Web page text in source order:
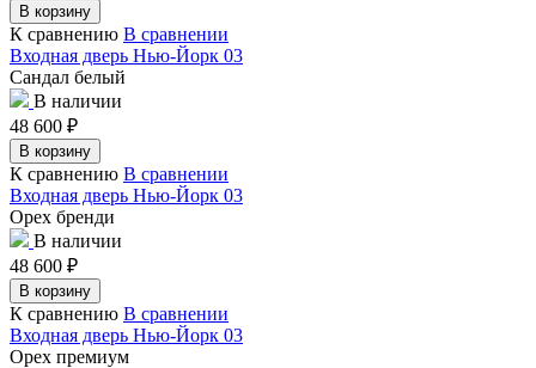
В корзину
К сравнению В сравнении
Входная дверь Нью-Йорк 03
Сандал белый
В наличии
48 600 ₽
В корзину
К сравнению В сравнении
Входная дверь Нью-Йорк 03
Орех бренди
В наличии
48 600 ₽
В корзину
К сравнению В сравнении
Входная дверь Нью-Йорк 03
Орех премиум